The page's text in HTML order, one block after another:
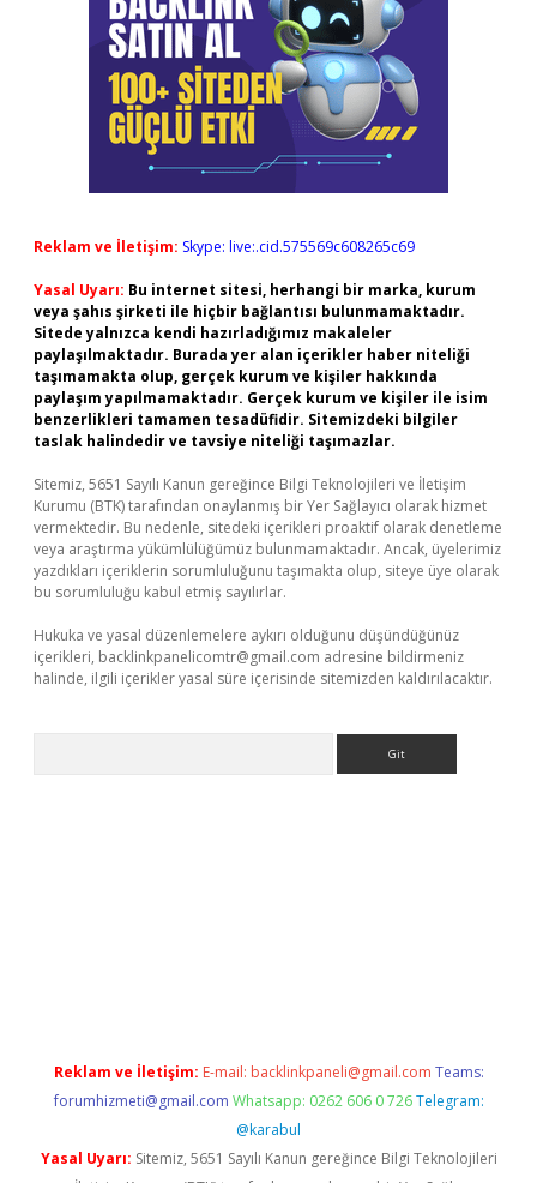
Reklam ve İletişim: Skype: live:.cid.575569c608265c69
Yasal Uyarı: Bu internet sitesi, herhangi bir marka, kurum
veya şahıs şirketi ile hiçbir bağlantısı bulunmamaktadır.
Sitede yalnızca kendi hazırladığımız makaleler
paylaşılmaktadır. Burada yer alan içerikler haber niteliği
taşımamakta olup, gerçek kurum ve kişiler hakkında
paylaşım yapılmamaktadır. Gerçek kurum ve kişiler ile isim
benzerlikleri tamamen tesadüfidir. Sitemizdeki bilgiler
taslak halindedir ve tavsiye niteliği taşımazlar.
Sitemiz, 5651 Sayılı Kanun gereğince Bilgi Teknolojileri ve İletişim
Kurumu (BTK) tarafından onaylanmış bir Yer Sağlayıcı olarak hizmet
vermektedir. Bu nedenle, sitedeki içerikleri proaktif olarak denetleme
veya araştırma yükümlülüğümüz bulunmamaktadır. Ancak, üyelerimiz
yazdıkları içeriklerin sorumluluğunu taşımakta olup, siteye üye olarak
bu sorumluluğu kabul etmiş sayılırlar.
Hukuka ve yasal düzenlemelere aykırı olduğunu düşündüğünüz
içerikleri, backlinkpanelicomtr@gmail.com adresine bildirmeniz
halinde, ilgili içerikler yasal süre içerisinde sitemizden kaldırılacaktır.
Reklam ve İletişim: E-mail: backlinkpaneli@gmail.com Teams:
forumhizmeti@gmail.com Whatsapp: 0262 606 0 726 Telegram:
@karabul
Yasal Uyarı: Sitemiz, 5651 Sayılı Kanun gereğince Bilgi Teknolojileri